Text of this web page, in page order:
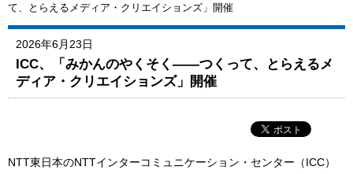
て、とらえるメディア・クリエイションズ」開催
2026年6月23日
ICC、「みかんのやくそく——つくって、とらえるメ
ディア・クリエイションズ」開催
NTT東日本のNTTインターコミュニケーション・センター（ICC）